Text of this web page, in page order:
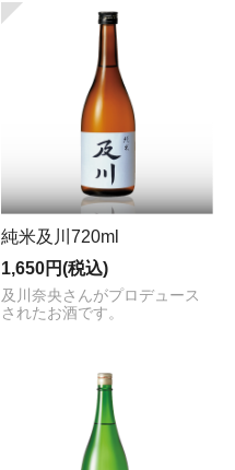
純米及川720ml
1,650円(税込)
及川奈央さんがプロデュース
されたお酒です。